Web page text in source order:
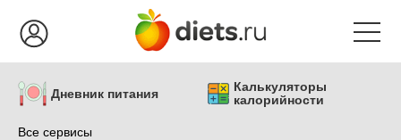
Дневник питания
Калькуляторы
калорийности
Все сервисы